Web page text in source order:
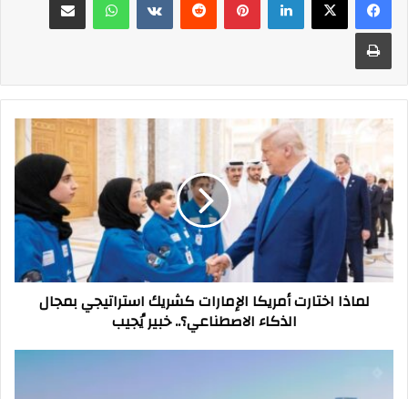
طباعة
لماذا
اختارت
أمريكا
الإمارات
كشريك
استراتيجي
بمجال
الذكاء
الاصطناعي؟..
لماذا اختارت أمريكا الإمارات كشريك استراتيجي بمجال
الذكاء الاصطناعي؟.. خبير يُجيب